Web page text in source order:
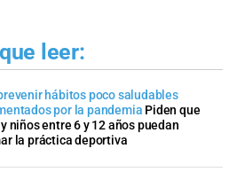
leer:
hábitos poco saludables
por la pandemia Piden que
niños entre 6 y 12 años puedan
la práctica deportiva